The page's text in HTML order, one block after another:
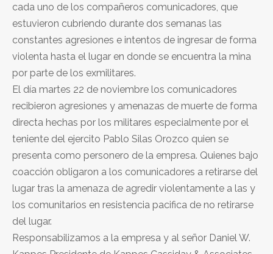
cada uno de los compañeros comunicadores, que
estuvieron cubriendo durante dos semanas las
constantes agresiones e intentos de ingresar de forma
violenta hasta el lugar en donde se encuentra la mina
por parte de los exmilitares.
El día martes 22 de noviembre los comunicadores
recibieron agresiones y amenazas de muerte de forma
directa hechas por los militares especialmente por el
teniente del ejercito Pablo Silas Orozco quien se
presenta como personero de la empresa. Quienes bajo
coacción obligaron a los comunicadores a retirarse del
lugar tras la amenaza de agredir violentamente a las y
los comunitarios en resistencia pacifica de no retirarse
del lugar.
Responsabilizamos a la empresa y al señor Daniel W.